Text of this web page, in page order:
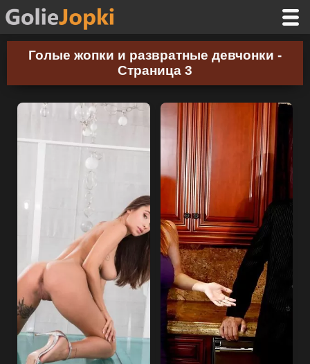
Голые жопки и развратные девчонки -
Страница 3